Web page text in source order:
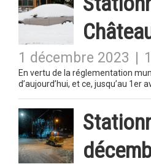
1 décembre 2023
En vertu de la réglementation
d’aujourd’hui, et ce, jusqu’au 1er